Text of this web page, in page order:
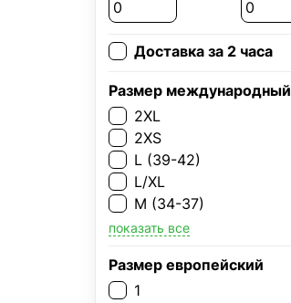
Доставка за 2 часа
Размер международный
2XL
2XS
L (39-42)
L/XL
M (34-37)
показать все
Размер европейский
1